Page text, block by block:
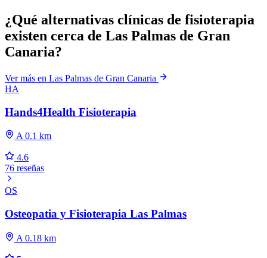
¿Qué alternativas clínicas de fisioterapia
existen cerca de Las Palmas de Gran
Canaria?
Ver más en Las Palmas de Gran Canaria
HA
Hands4Health Fisioterapia
A 0.1 km
4.6
76 reseñas
OS
Osteopatia y Fisioterapia Las Palmas
A 0.18 km